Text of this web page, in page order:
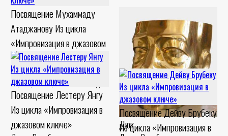
Посвящение Мухаммаду
Атаджанову Из цикла
«Импровизация в джазовом
ключе»
Дамир Рузыбаев
Картон, масло, гипс - 2007 год
Дюк
Посвящение Лестеру Янгу
Из цикла «Импровизация в
джазовом ключе»
Посвящение Дейву Брубеку
Из цикла «Импровизация в